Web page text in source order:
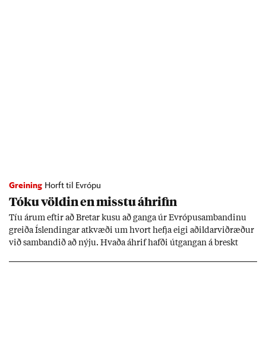
Greining Horft til Evrópu
Tóku völd­in en misstu áhrif­in
Tíu ár­um eft­ir að Bret­ar kusu að ganga úr Evr­ópu­sam­band­inu
greiða Ís­lend­ing­ar at­kvæði um hvort hefja eigi að­ild­ar­við­ræð­ur
við sam­band­ið að nýju. Hvaða áhrif hafði út­gang­an á breskt